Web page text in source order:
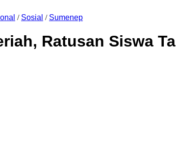
/ Sosial / Sumenep
Ratusan Siswa